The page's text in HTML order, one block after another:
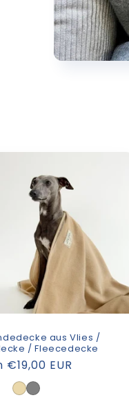
aus Vlies /
/ Fleecedecke
€19,00 EUR
BeigeGrau